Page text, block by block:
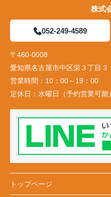
株式
052-249-4589
〒460-0008
愛知県名古屋市中区栄３丁目
営業時間： 10：00～19：00
定休日： 水曜日（予約営業可能）
トップページ